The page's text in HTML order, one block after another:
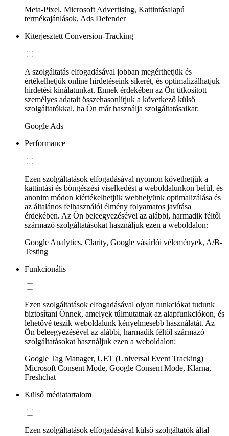
Meta-Pixel, Microsoft Advertising, Kattintásalapú
termékajánlások, Ads Defender
Kiterjesztett Conversion-Tracking
A szolgáltatás elfogadásával jobban megérthetjük és
értékelhetjük online hirdetéseink sikerét, és optimalizálhatjuk
hirdetési kínálatunkat. Ennek érdekében az Ön titkosított
személyes adatait összehasonlítjuk a következő külső
szolgáltatókkal, ha Ön már használja szolgáltatásaikat:
Google Ads
Performance
Ezen szolgáltatások elfogadásával nyomon követhetjük a
kattintási és böngészési viselkedést a weboldalunkon belül, és
anonim módon kiértékelhetjük webhelyünk optimalizálása és
az általános felhasználói élmény folyamatos javítása
érdekében. Az Ön beleegyezésével az alábbi, harmadik féltől
származó szolgáltatásokat használjuk ezen a weboldalon:
Google Analytics, Clarity, Google vásárlói vélemények, A/B-
Testing
Funkcionális
Ezen szolgáltatások elfogadásával olyan funkciókat tudunk
biztosítani Önnek, amelyek túlmutatnak az alapfunkciókon, és
lehetővé teszik weboldalunk kényelmesebb használatát. Az
Ön beleegyezésével az alábbi, harmadik féltől származó
szolgáltatásokat használjuk ezen a weboldalon:
Google Tag Manager, UET (Universal Event Tracking)
Microsoft Consent Mode, Google Consent Mode, Klarna,
Freshchat
Külső médiatartalom
Ezen szolgáltatások elfogadásával külső szolgáltatók által